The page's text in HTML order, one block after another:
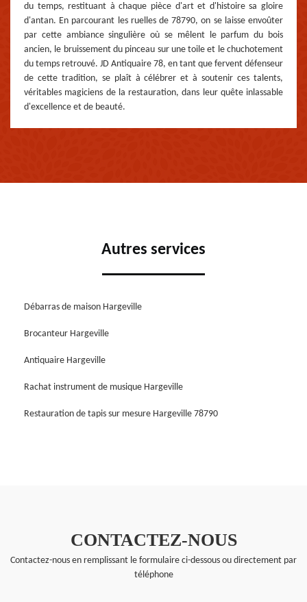
du temps, restituant à chaque pièce d'art et d'histoire sa gloire
d'antan. En parcourant les ruelles de 78790, on se laisse envoûter
par cette ambiance singulière où se mêlent le parfum du bois
ancien, le bruissement du pinceau sur une toile et le chuchotement
du temps retrouvé. JD Antiquaire 78, en tant que fervent défenseur
de cette tradition, se plaît à célébrer et à soutenir ces talents,
véritables magiciens de la restauration, dans leur quête inlassable
d'excellence et de beauté.
Autres services
Débarras de maison Hargeville
Brocanteur Hargeville
Antiquaire Hargeville
Rachat instrument de musique Hargeville
Restauration de tapis sur mesure Hargeville 78790
CONTACTEZ-NOUS
Contactez-nous en remplissant le formulaire ci-dessous ou directement par
téléphone